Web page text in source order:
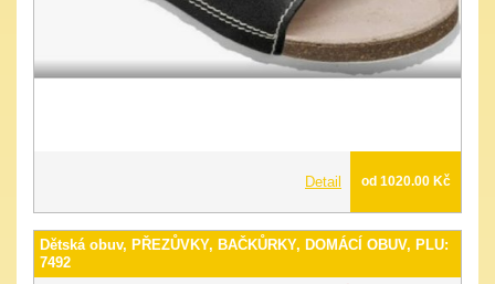
Detail od 1020.00 Kč
Dětská obuv, PŘEZŮVKY, BAČKŮRKY, DOMÁCÍ OBUV, PLU:
7492